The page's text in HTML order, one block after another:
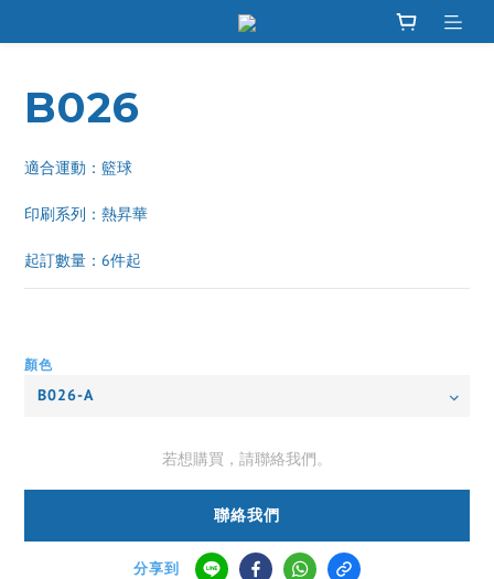
B026
適合運動：籃球
印刷系列：熱昇華
起訂數量：6件起
顏色
若想購買，請聯絡我們。
聯絡我們
分享到